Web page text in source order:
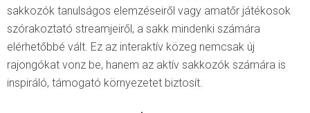
sakkozók tanulságos elemzéseiről vagy amatőr játékosok
szórakoztató streamjeiről, a sakk mindenki számára
elérhetőbbé vált. Ez az interaktív közeg nemcsak új
rajongókat vonz be, hanem az aktív sakkozók számára is
inspiráló, támogató környezetet biztosít.